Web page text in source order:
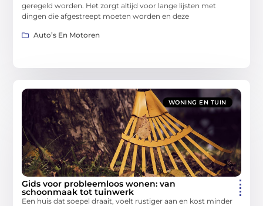
geregeld worden. Het zorgt altijd voor lange lijsten met
dingen die afgestreept moeten worden en deze
Auto’s En Motoren
WONING EN TUIN
Gids voor probleemloos wonen: van
schoonmaak tot tuinwerk
Een huis dat soepel draait, voelt rustiger aan en kost minder